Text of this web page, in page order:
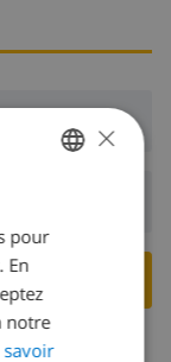
›
×
pour
En
notre
savoir